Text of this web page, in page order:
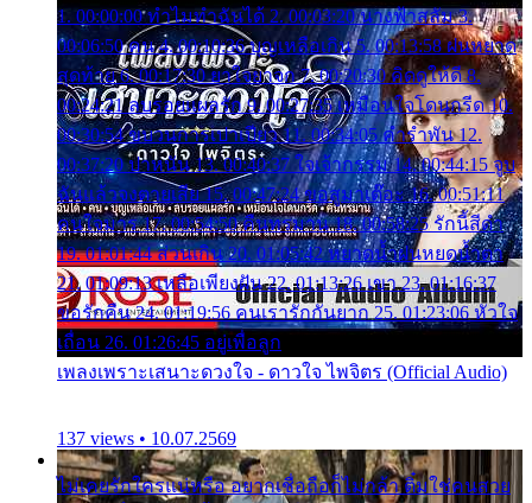
1. 00:00:00 ทำไมทำฉันได้ 2. 00:03:20 นางฟ้าสลัม 3.
00:06:50 คน 4. 00:10:36 บุญเหลือเกิน 5. 00:13:58 ฝนหยาด
สุดท้าย 6. 00:17:30 ยาใจยาจก 7. 00:20:30 คิดดูให้ดี 8.
00:24:21 ลบรอยแผลรัก 9. 00:27:35 เหมือนใจโดนกรีด 10.
00:30:54 ขบวนการเปาเปียว 11. 00:34:05 คำรำพัน 12.
00:37:20 ปาหนัน 13. 00:40:37 ใจเจ้ากรรม 14. 00:44:15 จูบ
ฉันแล้วจงตายเสีย 15. 00:47:24 ขอสูมาเต๊อะ 16. 00:51:11
คนใจมาร 17. 00:54:50 คืนทรมาน 18. 00:58:25 รักนี้สีดำ
19. 01:01:44 ส่วนเกิน 20. 01:05:42 หยาดน้ำฝนหยดน้ำตา
21. 01:09:13 เหลือเพียงฝัน 22. 01:13:26 เขา 23. 01:16:37
ขอรักคืน 24. 01:19:56 คนเรารักกันยาก 25. 01:23:06 หัวใจ
เถื่อน 26. 01:26:45 อยู่เพื่อลูก
เพลงเพราะเสนาะดวงใจ - ดาวใจ ไพจิตร (Official Audio)
137 views • 10.07.2569
ไม่เคยรักใครแน่หรือ อยากเชื่อถือก็ไม่กล้า ติ๋มใช่คนสวย